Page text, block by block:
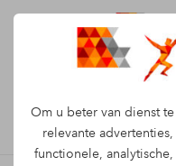
Om u beter van dienst
relevante advertenties,
functionele,